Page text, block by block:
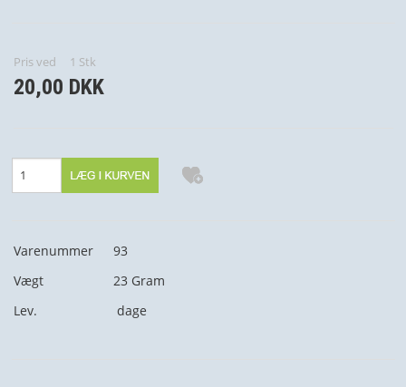
Pris ved 1 Stk
20,00 DKK
Varenummer
93
Vægt
23 Gram
Lev.
dage